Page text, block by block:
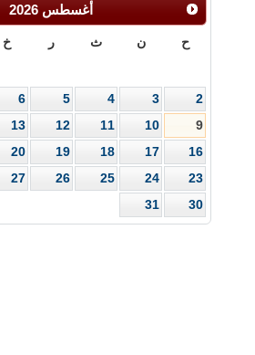
أغسطس 2026
ح ن ث ر خ
2
3
4
5
6
9
10
11
12
13
16
17
18
19
20
23
24
25
26
27
30
31